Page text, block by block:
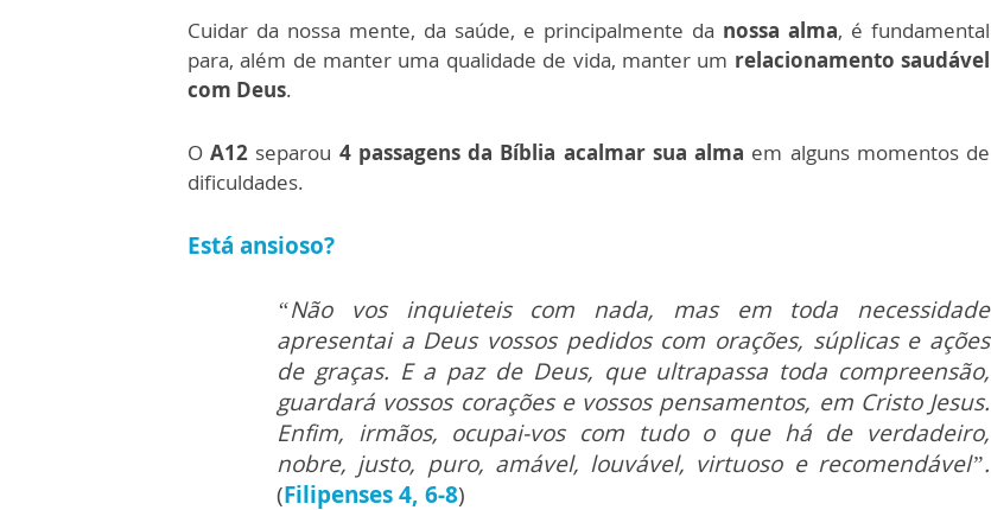
Cuidar da nossa mente, da saúde, e principalmente da nossa alma, é fundamental
para, além de manter uma qualidade de vida, manter um relacionamento saudável
com Deus.
OA12 separou 4 passagens da Bíblia acalmar sua alma em alguns momentos de
dificuldades.
Está ansioso?
“Não vos inquieteis com nada, mas em toda necessidade
apresentai a Deus vossos pedidos com orações, súplicas e ações
de graças. E a paz de Deus, que ultrapassa toda compreensão,
guardará vossos corações e vossos pensamentos, em Cristo Jesus.
Enfim, irmãos, ocupai-vos com tudo o que há de verdadeiro,
nobre, justo, puro, amável, louvável, virtuoso e recomendável”.
(Filipenses 4, 6-8)